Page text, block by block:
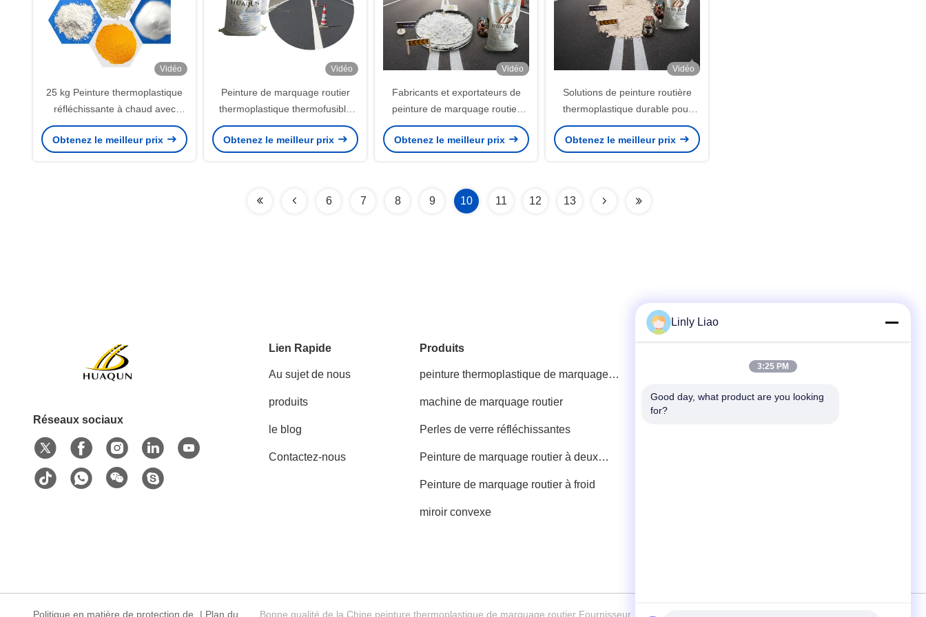
Vidéo
25 kg Peinture thermoplastique
réfléchissante à chaud avec
résine de pétrole pour
marquages routiers durables
Obtenez le meilleur prix
Vidéo
Peinture de marquage routier
thermoplastique thermofusible
blanche et jaune pour l'usine de
Guangzhou
Obtenez le meilleur prix
Vidéo
Fabricants et exportateurs de
peinture de marquage routier
thermoplastique
Obtenez le meilleur prix
Vidéo
Solutions de peinture routière
thermoplastique durable pour
marquages durables
Obtenez le meilleur prix
6 7 8 9 10 11 12 13
Réseaux sociaux
Lien Rapide
Au sujet de nous
produits
le blog
Contactez-nous
Produits
peinture thermoplastique de marquage
machine de marquage routier
Perles de verre réfléchissantes
Peinture de marquage routier à deux
Peinture de marquage routier à froid
miroir convexe
86-15218861996
Politique en matière de protection de | Plan du Bonne qualité de la Chine peinture thermoplastique de marquage routier Fournisseur. © de Copyright 2024-2026 Guangdong Hua Qun Traffic
Linly Liao
3:25 PM
Good day, what product are you looking
for?